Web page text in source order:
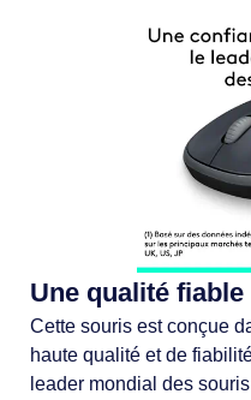
Une qualité fiable
Cette souris est conçue
haute qualité et de
leader mondial des